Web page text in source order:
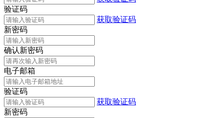
验证码
获取验证码
新密码
确认新密码
电子邮箱
验证码
获取验证码
新密码